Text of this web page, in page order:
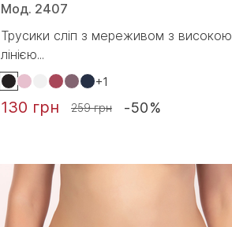
Мод. 2407
Трусики сліп з мереживом з високою
лінією...
+1
130 грн 259 грн -50%